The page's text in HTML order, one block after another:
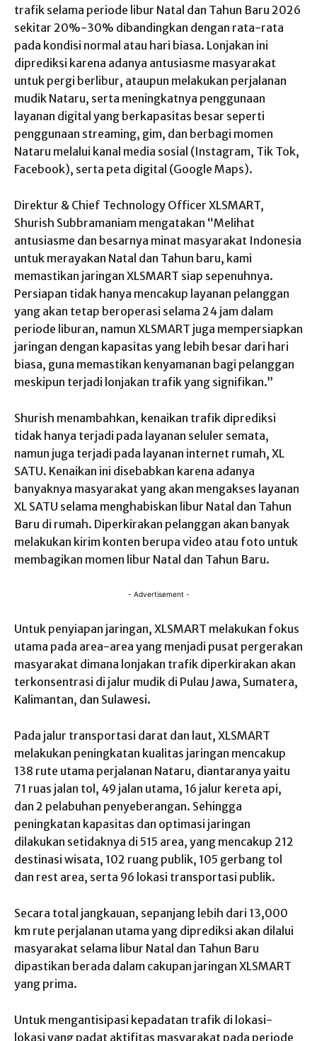
trafik selama periode libur Natal dan Tahun Baru 2026
sekitar 20%-30% dibandingkan dengan rata-rata
pada kondisi normal atau hari biasa. Lonjakan ini
diprediksi karena adanya antusiasme masyarakat
untuk pergi berlibur, ataupun melakukan perjalanan
mudik Nataru, serta meningkatnya penggunaan
layanan digital yang berkapasitas besar seperti
penggunaan streaming, gim, dan berbagi momen
Nataru melalui kanal media sosial (Instagram, Tik Tok,
Facebook), serta peta digital (Google Maps).
Direktur & Chief Technology Officer XLSMART,
Shurish Subbramaniam mengatakan “Melihat
antusiasme dan besarnya minat masyarakat Indonesia
untuk merayakan Natal dan Tahun baru, kami
memastikan jaringan XLSMART siap sepenuhnya.
Persiapan tidak hanya mencakup layanan pelanggan
yang akan tetap beroperasi selama 24 jam dalam
periode liburan, namun XLSMART juga mempersiapkan
jaringan dengan kapasitas yang lebih besar dari hari
biasa, guna memastikan kenyamanan bagi pelanggan
meskipun terjadi lonjakan trafik yang signifikan.”
Shurish menambahkan, kenaikan trafik diprediksi
tidak hanya terjadi pada layanan seluler semata,
namun juga terjadi pada layanan internet rumah, XL
SATU. Kenaikan ini disebabkan karena adanya
banyaknya masyarakat yang akan mengakses layanan
XL SATU selama menghabiskan libur Natal dan Tahun
Baru di rumah. Diperkirakan pelanggan akan banyak
melakukan kirim konten berupa video atau foto untuk
membagikan momen libur Natal dan Tahun Baru.
- Advertisement -
Untuk penyiapan jaringan, XLSMART melakukan fokus
utama pada area-area yang menjadi pusat pergerakan
masyarakat dimana lonjakan trafik diperkirakan akan
terkonsentrasi di jalur mudik di Pulau Jawa, Sumatera,
Kalimantan, dan Sulawesi.
Pada jalur transportasi darat dan laut, XLSMART
melakukan peningkatan kualitas jaringan mencakup
138 rute utama perjalanan Nataru, diantaranya yaitu
71 ruas jalan tol, 49 jalan utama, 16 jalur kereta api,
dan 2 pelabuhan penyeberangan. Sehingga
peningkatan kapasitas dan optimasi jaringan
dilakukan setidaknya di 515 area, yang mencakup 212
destinasi wisata, 102 ruang publik, 105 gerbang tol
dan rest area, serta 96 lokasi transportasi publik.
Secara total jangkauan, sepanjang lebih dari 13,000
km rute perjalanan utama yang diprediksi akan dilalui
masyarakat selama libur Natal dan Tahun Baru
dipastikan berada dalam cakupan jaringan XLSMART
yang prima.
Untuk mengantisipasi kepadatan trafik di lokasi-
lokasi yang padat aktifitas masyarakat pada periode